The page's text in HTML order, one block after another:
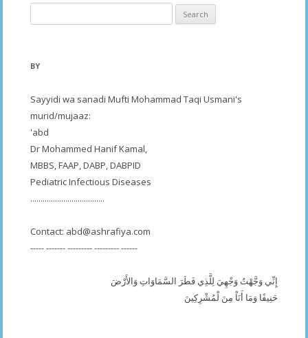
for:
BY
Sayyidi wa sanadi Mufti Mohammad Taqi Usmani's
murid/mujaaz:
'abd
Dr Mohammed Hanif Kamal,
MBBS, FAAP, DABP, DABPID
Pediatric Infectious Diseases
....................................
Contact: abd@ashrafiya.com
----- ------- --------- --------- ------
إِنِّي وَجَّهْتُ وَجْهِيَ لِلَّذِي فَطَرَ السَّمَاوَاتِ وَالأَرْضَ
حَنِيفًا وَمَا أَنَاْ مِنَ لْمُشْرِكِينَ